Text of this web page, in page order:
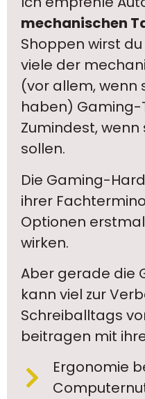
mechanischen
Shoppen wirst
viele der
(vor allem, wenn
haben) Gaming-
Zumindest,
sollen.
Die Gaming-
ihrer
Optionen
wirken.
Aber gerade die
kann viel zur
Schreiballtags
beitragen mit
Ergonomie